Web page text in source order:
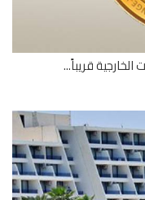
قريباً...